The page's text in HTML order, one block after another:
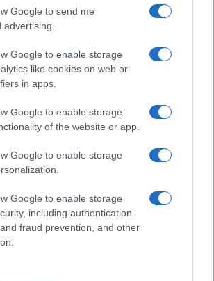
Google to send me
Google to enable storage
like cookies on web or
in apps.
Google to enable storage
of the website or app.
Google to enable storage
Google to enable storage
including authentication
fraud prevention, and other
nal fotózni
Nexus S4
5C: szavak nélkül
beszólt az Apple-nek
érkezhet a Samsung új készülékeire
Samsung Galaxy készülék kimarad a One